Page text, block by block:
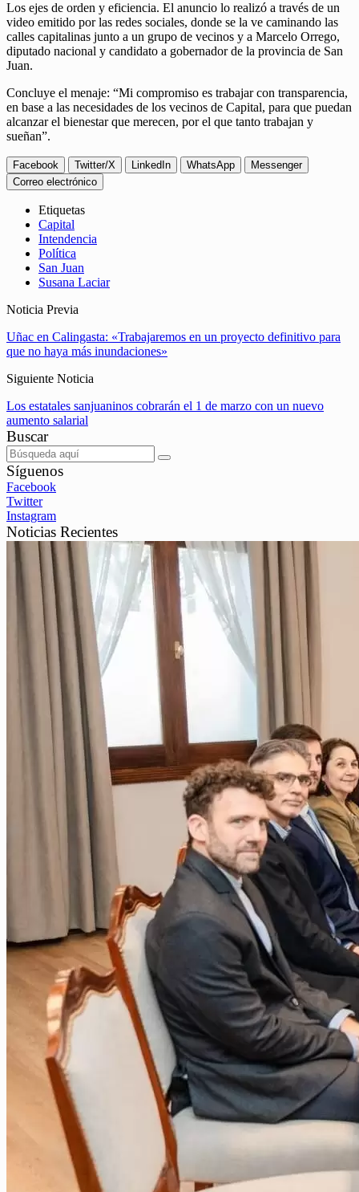
Los ejes de orden y eficiencia. El anuncio lo realizó a través de un
video emitido por las redes sociales, donde se la ve caminando las
calles capitalinas junto a un grupo de vecinos y a Marcelo Orrego,
diputado nacional y candidato a gobernador de la provincia de San
Juan.
Concluye el menaje: “Mi compromiso es trabajar con transparencia,
en base a las necesidades de los vecinos de Capital, para que puedan
alcanzar el bienestar que merecen, por el que tanto trabajan y
sueñan”.
Facebook Twitter/X LinkedIn WhatsApp
Messenger
Correo electrónico
Etiquetas
Capital
Intendencia
Política
San Juan
Susana Laciar
Noticia Previa
Uñac en Calingasta: «Trabajaremos en un proyecto definitivo para
que no haya más inundaciones»
Siguiente Noticia
Los estatales sanjuaninos cobrarán el 1 de marzo con un nuevo
aumento salarial
Buscar
Síguenos
Facebook
Twitter
Instagram
Noticias Recientes